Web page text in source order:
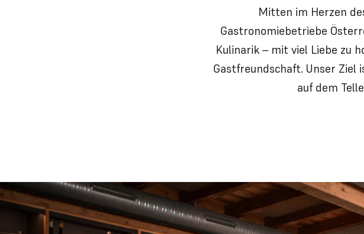
Mitten im Herzen
Gastronomiebetriebe
Kulinarik – mit viel Liebe zu
Gastfreundschaft. Unser Ziel
auf dem